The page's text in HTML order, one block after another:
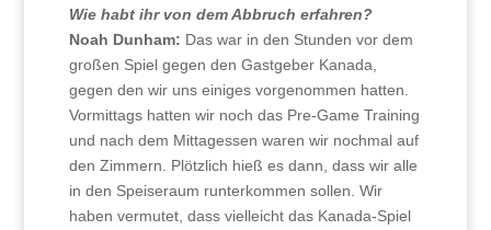
Wie habt ihr von dem Abbruch erfahren?
Noah Dunham: Das war in den Stunden vor dem
großen Spiel gegen den Gastgeber Kanada,
gegen den wir uns einiges vorgenommen hatten.
Vormittags hatten wir noch das Pre-Game Training
und nach dem Mittagessen waren wir nochmal auf
den Zimmern. Plötzlich hieß es dann, dass wir alle
in den Speiseraum runterkommen sollen. Wir
haben vermutet, dass vielleicht das Kanada-Spiel